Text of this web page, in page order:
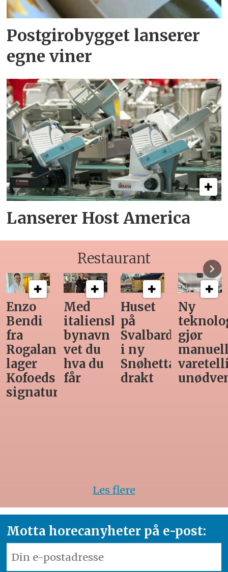
Postgirobygget lanserer
egne viner
Lanserer Host America
Restaurant
Med
italiensk
bynavn
vet du
hva du
får
Huset
på
Svalbard
i ny
Snøhetta-
drakt
Ny
teknologi
gjør
manuell
varetelling
unødvendig
Siste
Horeca-
før
Les flere
Motta horecanyheter på e-post: